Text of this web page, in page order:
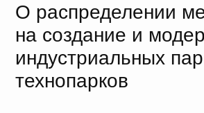
О распределении
на создание и
индустриальных
технопарков
Демография
Здоровье
Образование
Культура